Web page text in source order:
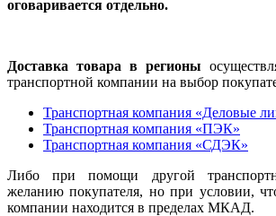
оговаривается отдельно.
Доставка товара в регионы
транспортной компании на выбор
Транспортная компания «Деловые
Транспортная компания «ПЭК»
Транспортная компания «СДЭК»
Либо при помощи другой
желанию покупателя, но при условии,
компании находится в пределах МКАД.